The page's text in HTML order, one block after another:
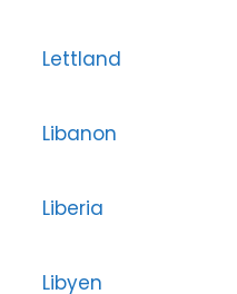
Lettland
Libanon
Liberia
Libyen